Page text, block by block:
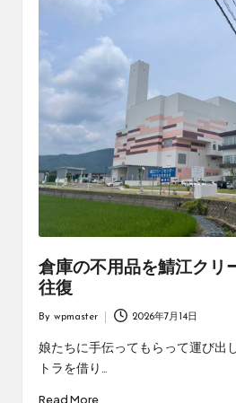
倉庫の不用品を鯖江クリ
往復
by
By wpmaster 2026年7月14日
娘たちに手伝ってもらって運び出
トラを借り…
Read More